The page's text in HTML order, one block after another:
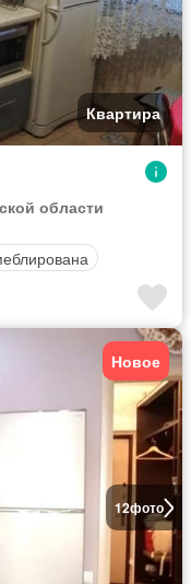
Квартира
области
12фото
Новое